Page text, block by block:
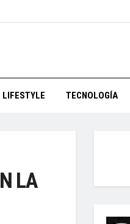
LIFESTYLE TECNOLOGÍA
LA